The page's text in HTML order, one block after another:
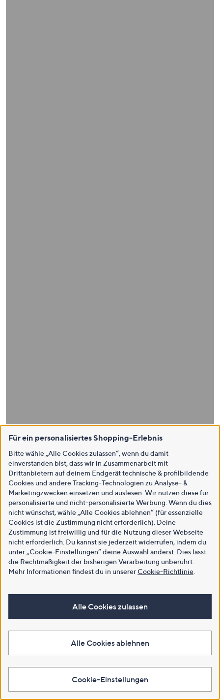
Für ein personalisiertes Shopping-Erlebnis
Bitte wähle „Alle Cookies zulassen“, wenn du damit
einverstanden bist, dass wir in Zusammenarbeit mit
Drittanbietern auf deinem Endgerät technische & profilbildende
Cookies und andere Tracking-Technologien zu Analyse- &
Marketingzwecken einsetzen und auslesen. Wir nutzen diese für
personalisierte und nicht-personalisierte Werbung. Wenn du dies
nicht wünschst, wähle „Alle Cookies ablehnen“ (für essenzielle
Cookies ist die Zustimmung nicht erforderlich). Deine
Zustimmung ist freiwillig und für die Nutzung dieser Webseite
nicht erforderlich. Du kannst sie jederzeit widerrufen, indem du
unter „Cookie-Einstellungen“ deine Auswahl änderst. Dies lässt
die Rechtmäßigkeit der bisherigen Verarbeitung unberührt.
Mehr Informationen findest du in unsererCookie-Richtlinie
Alle Cookies zulassen
Alle Cookies ablehnen
Cookie-Einstellungen